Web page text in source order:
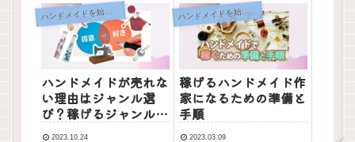
ハンドメイドを始めるための基礎知識
ハンドメイドが売れな
い理由はジャンル選
び？稼げるジャンルを
見つける考え方と手順
2023.10.24
ハンドメイドを始めるための基礎知識
稼げるハンドメイド作
家になるための準備と
手順
2023.03.09